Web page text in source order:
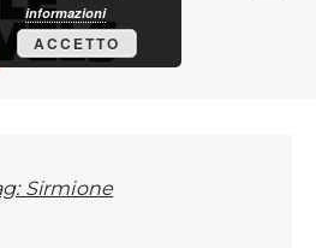
Sirmione
informazioni
ACCETTO